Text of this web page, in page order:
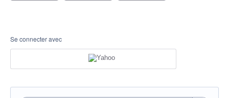
Se connecter avec